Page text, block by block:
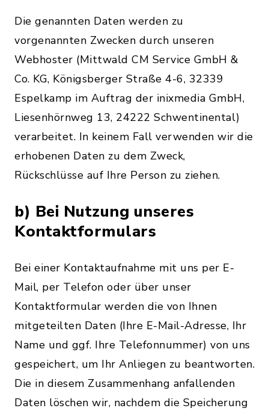
Die genannten Daten werden zu
vorgenannten Zwecken durch unseren
Webhoster (Mittwald CM Service GmbH &
Co. KG, Königsberger Straße 4-6, 32339
Espelkamp im Auftrag der inixmedia GmbH,
Liesenhörnweg 13, 24222 Schwentinental)
verarbeitet. In keinem Fall verwenden wir die
erhobenen Daten zu dem Zweck,
Rückschlüsse auf Ihre Person zu ziehen.
b) Bei Nutzung unseres
Kontaktformulars
Bei einer Kontaktaufnahme mit uns per E-
Mail, per Telefon oder über unser
Kontaktformular werden die von Ihnen
mitgeteilten Daten (Ihre E-Mail-Adresse, Ihr
Name und ggf. Ihre Telefonnummer) von uns
gespeichert, um Ihr Anliegen zu beantworten.
Die in diesem Zusammenhang anfallenden
Daten löschen wir, nachdem die Speicherung